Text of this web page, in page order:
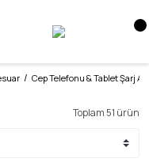
Cep Telefonu & Tablet Şarj
Toplam 51 ürün